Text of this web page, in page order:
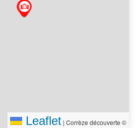
Leaflet | Corrèze découverte ©